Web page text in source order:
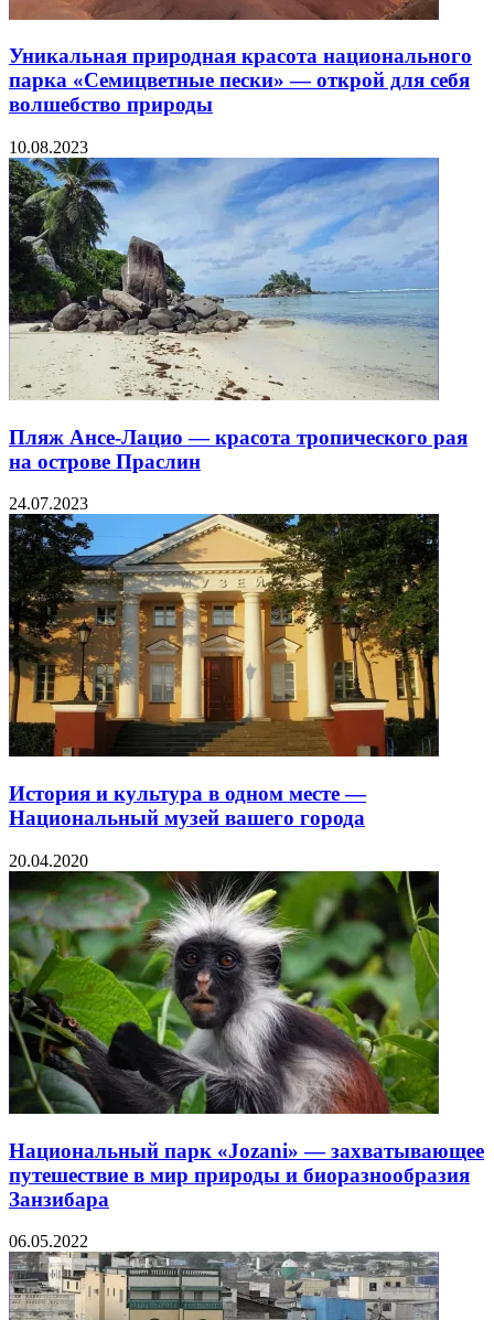
Уникальная природная красота национального
парка «Семицветные пески» — открой для себя
волшебство природы
10.08.2023
Пляж Ансе-Лацио — красота тропического рая
на острове Праслин
24.07.2023
История и культура в одном месте —
Национальный музей вашего города
20.04.2020
Национальный парк «Jozani» — захватывающее
путешествие в мир природы и биоразнообразия
Занзибара
06.05.2022